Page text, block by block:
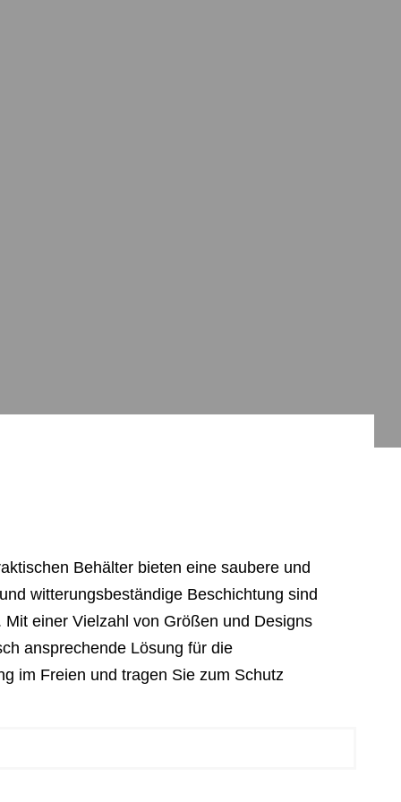
Behälter bieten eine saubere und
witterungsbeständige Beschichtung sind
einer Vielzahl von Größen und Designs
ansprechende Lösung für die
im Freien und tragen Sie zum Schutz